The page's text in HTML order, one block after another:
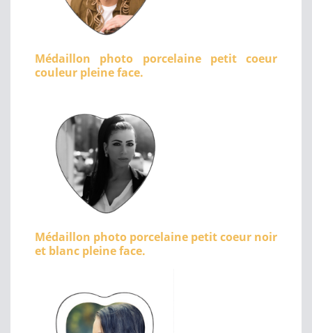
Médaillon photo porcelaine petit coeur
couleur pleine face.
Médaillon photo porcelaine petit coeur noir
et blanc pleine face.